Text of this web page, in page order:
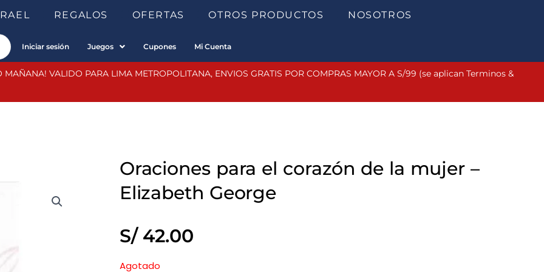
REGALOS OFERTAS OTROS PRODUCTOS NOSOTROS
Iniciar sesión Juegos Cupones Mi Cuenta
MAÑANA! VALIDO PARA LIMA METROPOLITANA, ENVIOS GRATIS POR COMPRAS MAYOR A S/99 (se aplican Terminos &
Oraciones para el corazón de la mujer –
Elizabeth George
S/42.00
Agotado